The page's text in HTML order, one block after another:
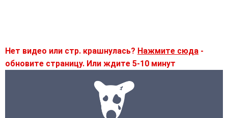
Нет видео или стр. крашнулась? Нажмите сюда -
обновите страницу. Или ждите 5-10 минут